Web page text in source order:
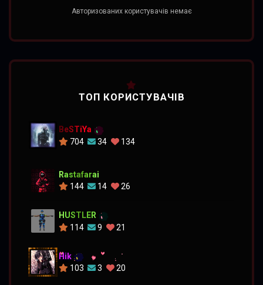
Авторизованих користувачів немає
ТОП КОРИСТУВАЧІВ
BeSTiYa
704
34 134
Rastafarai
144
14 26
HUSTLER
114
9 21
Hik
103
3 20